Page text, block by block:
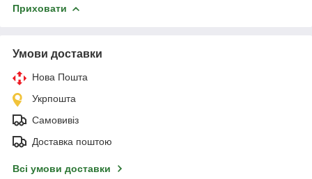
Приховати
Умови доставки
Нова Пошта
Укрпошта
Самовивіз
Доставка поштою
Всі умови доставки